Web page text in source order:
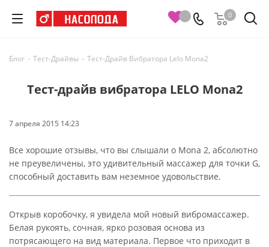
0
Блог - Тест-Драйвы - Тест-Драйв Вибратора Lelo Mona2
Тест-драйв вибратора LELO Mona2
7 апреля 2015 14:23
Все хорошие отзывы, что вы слышали о Mona 2, абсолютно
не преувеличены, это удивительный массажер для точки G,
способный доставить вам неземное удовольствие.
Открыв коробочку, я увидела мой новый вибромассажер.
Белая рукоять, сочная, ярко розовая основа из
потрясающего на вид материала. Первое что приходит в